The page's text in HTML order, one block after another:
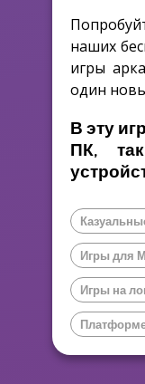
наших
игры
один
В эту
ПК,
Игры для
Игры на